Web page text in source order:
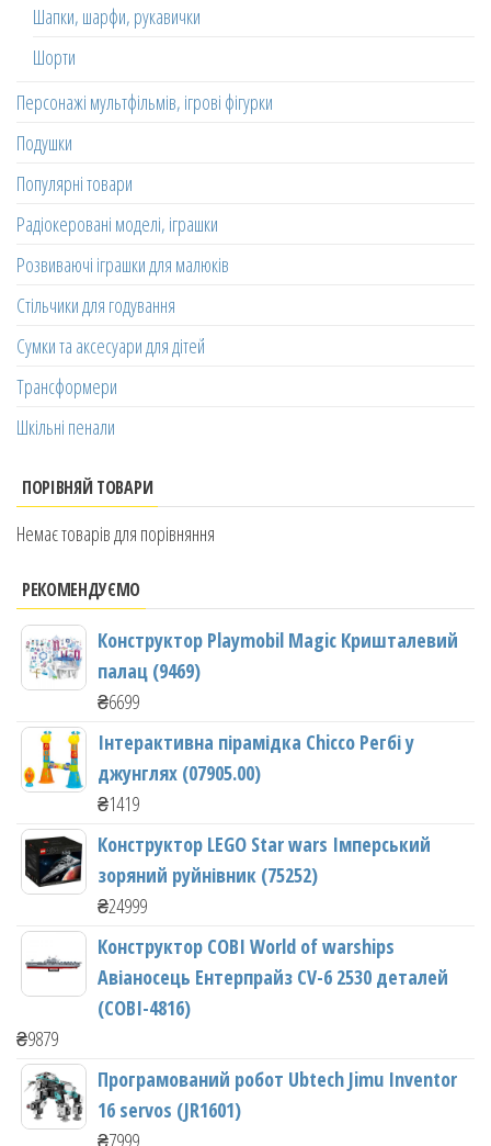
Шапки, шарфи, рукавички
Шорти
Персонажі мультфільмів, ігрові фігурки
Подушки
Популярні товари
Радіокеровані моделі, іграшки
Розвиваючі іграшки для малюків
Стільчики для годування
Сумки та аксесуари для дітей
Трансформери
Шкільні пенали
ПОРІВНЯЙ ТОВАРИ
Немає товарів для порівняння
РЕКОМЕНДУЄМО
Конструктор Playmobil Magic Кришталевий
палац (9469)
₴6699
Інтерактивна пірамідка Chicco Регбі у
джунглях (07905.00)
₴1419
Конструктор LEGO Star wars Імперський
зоряний руйнівник (75252)
₴24999
Конструктор COBI World of warships
Авіаносець Ентерпрайз CV-6 2530 деталей
(COBI-4816)
₴9879
Програмований робот Ubtech Jimu Inventor
16 servos (JR1601)